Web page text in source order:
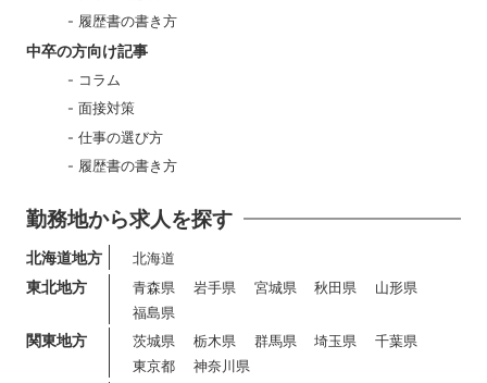
履歴書の書き方
中卒の方向け記事
コラム
面接対策
仕事の選び方
履歴書の書き方
勤務地から求人を探す
北海道地方 北海道
東北地方 青森県 岩手県 宮城県 秋田県
山形県
福島県
関東地方 茨城県 栃木県 群馬県 埼玉県
千葉県
東京都
神奈川県